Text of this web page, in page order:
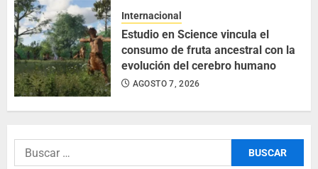
Internacional
Estudio en Science vincula el
consumo de fruta ancestral con la
evolución del cerebro humano
AGOSTO 7, 2026